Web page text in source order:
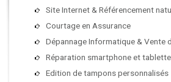
Site Internet & Référencement
Courtage en Assurance
Dépannage Informatique & Vente
Réparation smartphone et tablette
Edition de tampons personnalisés